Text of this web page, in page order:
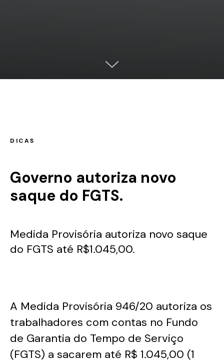
DICAS
Governo autoriza novo
saque do FGTS.
Medida Provisória autoriza novo saque
do FGTS até R$1.045,00.
A Medida Provisória 946/20 autoriza os
trabalhadores com contas no Fundo
de Garantia do Tempo de Serviço
(FGTS) a sacarem até R$ 1.045,00 (1